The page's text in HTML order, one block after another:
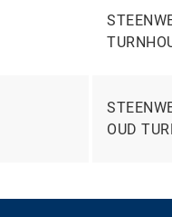
OUD